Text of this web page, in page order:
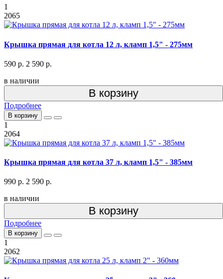
1
2065
Крышка прямая для котла 12 л, кламп 1,5" - 275мм
590 р. 2 590 р.
в наличии
В корзину
Подробнее
В корзину
1
2064
Крышка прямая для котла 37 л, кламп 1,5" - 385мм
990 р. 2 590 р.
в наличии
В корзину
Подробнее
В корзину
1
2062